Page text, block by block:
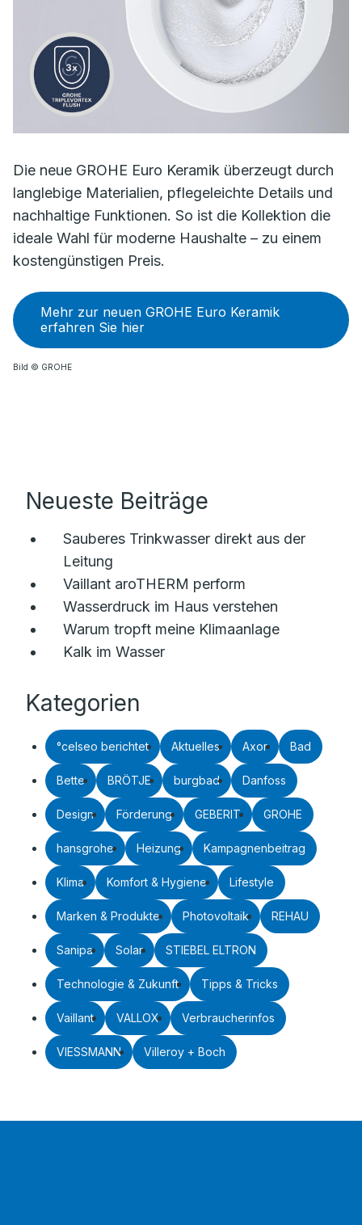
Die neue GROHE Euro Keramik überzeugt durch
langlebige Materialien, pflegeleichte Details und
nachhaltige Funktionen. So ist die Kollektion die
ideale Wahl für moderne Haushalte – zu einem
kostengünstigen Preis.
Mehr zur neuen GROHE Euro Keramik
erfahren Sie hier
Bild © GROHE
Neueste Beiträge
Sauberes Trinkwasser direkt aus der
Leitung
Vaillant aroTHERM perform
Wasserdruck im Haus verstehen
Warum tropft meine Klimaanlage
Kalk im Wasser
Kategorien
°celseo berichtet Aktuelles Axor Bad
Bette BRÖTJE burgbad Danfoss
Design Förderung GEBERIT GROHE
hansgrohe Heizung Kampagnenbeitrag
Klima Komfort & Hygiene Lifestyle
Marken & Produkte Photovoltaik REHAU
Sanipa Solar STIEBEL ELTRON
Technologie & Zukunft Tipps & Tricks
Vaillant VALLOX Verbraucherinfos
VIESSMANN Villeroy + Boch